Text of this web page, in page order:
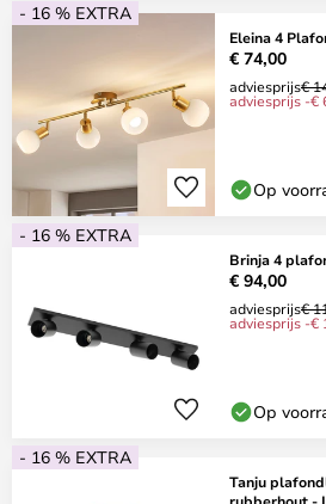
- 16 % EXTRA
Eleina 4
€ 74,00
adviesprijs€
adviesprijs -€
Op
- 16 % EXTRA
Brinja 4
€ 94,00
adviesprijs€
adviesprijs -€
Op
- 16 % EXTRA
Tanju